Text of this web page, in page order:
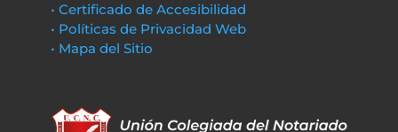
• Certificado de Accesibilidad
• Políticas de Privacidad Web
• Mapa del Sitio